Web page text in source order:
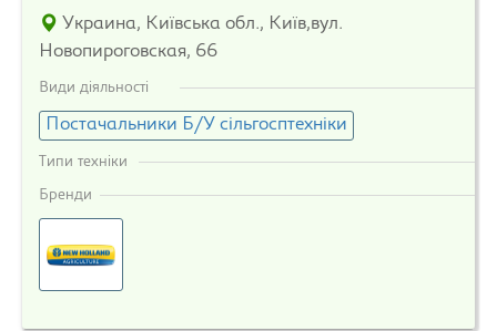
Украина, Київська обл., Київ,вул.
Новопироговская, 66
Види діяльності
Постачальники Б/У сільгосптехніки
Типи техніки
Бренди